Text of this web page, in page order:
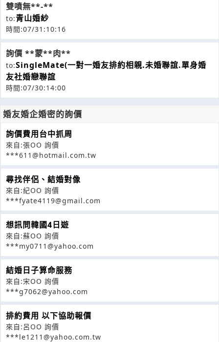
雙噴無**-**
to:青山婚紗
時間:07/31:10:16
詢價 **蒙**肉**
to:SingleMate(一對一婚友排約相親.未婚聯誼.單身婚
友社婚戀聯誼
時間:07/30:14:00
婚友婚企婚密的詢價
詢價費用台中抓周
來自:張OO 詢價
***611@hotmail.com.tw
尋找伴侶、結婚對像
來自:紀OO 詢價
***fyate4119@gmail.com
想訊問韓國4日遊
來自:蘇OO 詢價
***my0711@yahoo.com
結婚日子算命服務
來自:宋OO 詢價
***g7062@yahoo.com
排約費用 以下協助報價
來自:呂OO 詢價
***le1211@yahoo.com.tw